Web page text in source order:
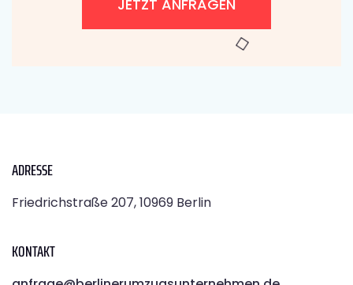
JETZT ANFRAGEN
ADRESSE
Friedrichstraße 207, 10969 Berlin
KONTAKT